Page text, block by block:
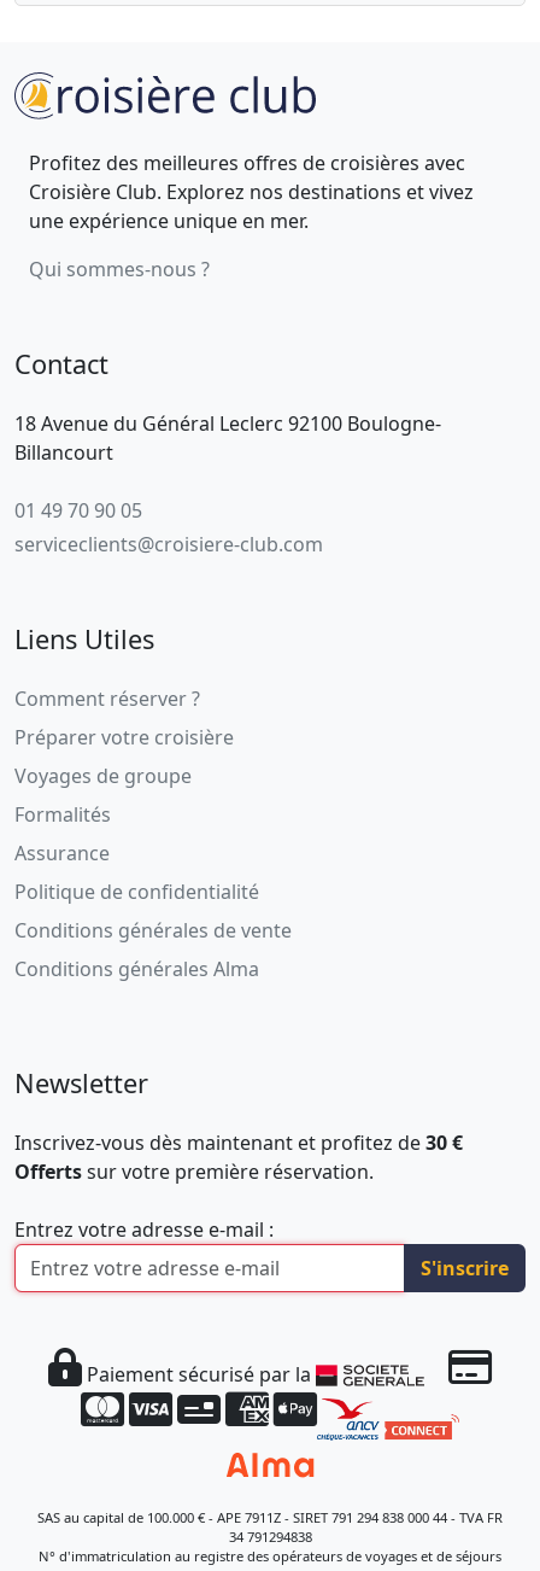
Profitez des meilleures offres de croisières avec
Croisière Club. Explorez nos destinations et vivez
une expérience unique en mer.
Qui sommes-nous ?
Contact
18 Avenue du Général Leclerc 92100 Boulogne-
Billancourt
01 49 70 90 05
serviceclients@croisiere-club.com
Liens Utiles
Comment réserver ?
Préparer votre croisière
Voyages de groupe
Formalités
Assurance
Politique de confidentialité
Conditions générales de vente
Conditions générales Alma
Newsletter
Inscrivez-vous dès maintenant et profitez de30 €
Offertssur votre première réservation.
Entrez votre adresse e-mail :
S'inscrire
Paiement sécurisé par la
SAS au capital de 100.000 € - APE 7911Z - SIRET 791 294 838 000 44 - TVA FR
34 791294838
N° d'immatriculation au registre des opérateurs de voyages et de séjours